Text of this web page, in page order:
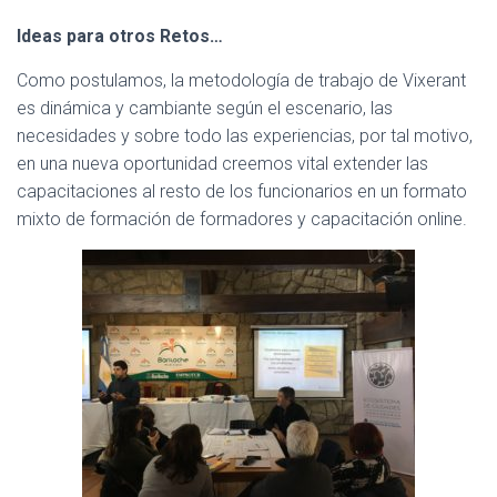
Ideas para otros Retos…
Como postulamos, la metodología de trabajo de Vixerant
es dinámica y cambiante según el escenario, las
necesidades y sobre todo las experiencias, por tal motivo,
en una nueva oportunidad creemos vital extender las
capacitaciones al resto de los funcionarios en un formato
mixto de formación de formadores y capacitación online.